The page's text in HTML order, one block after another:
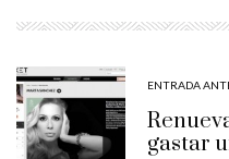
ENTRADA
gastar